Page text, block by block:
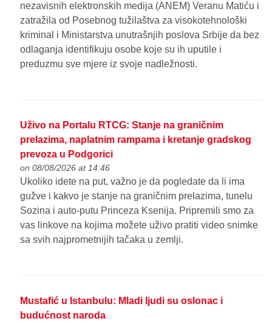
nezavisnih elektronskih medija (ANEM) Veranu Matiću i
zatražila od Posebnog tužilaštva za visokotehnološki
kriminal i Ministarstva unutrašnjih poslova Srbije da bez
odlaganja identifikuju osobe koje su ih uputile i
preduzmu sve mjere iz svoje nadležnosti.
Uživo na Portalu RTCG: Stanje na graničnim
prelazima, naplatnim rampama i kretanje gradskog
prevoza u Podgorici
on 08/08/2026 at 14:46
Ukoliko idete na put, važno je da pogledate da li ima
gužve i kakvo je stanje na graničnim prelazima, tunelu
Sozina i auto-putu Princeza Ksenija. Pripremili smo za
vas linkove na kojima možete uživo pratiti video snimke
sa svih najprometnijih tačaka u zemlji.
Mustafić u Istanbulu: Mladi ljudi su oslonac i
budućnost naroda